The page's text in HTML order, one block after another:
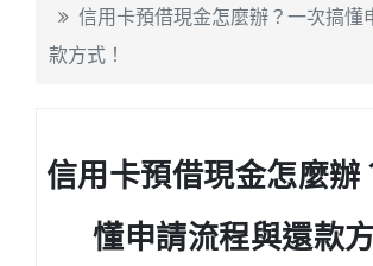
信用卡預借現金怎麼辦？一次搞懂
款方式！
信用卡預借現金怎麼
懂申請流程與還款